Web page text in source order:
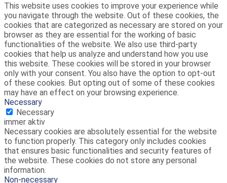
This website uses cookies to improve your experience while
you navigate through the website. Out of these cookies, the
cookies that are categorized as necessary are stored on your
browser as they are essential for the working of basic
functionalities of the website. We also use third-party
cookies that help us analyze and understand how you use
this website. These cookies will be stored in your browser
only with your consent. You also have the option to opt-out
of these cookies. But opting out of some of these cookies
may have an effect on your browsing experience.
Necessary
Necessary
immer aktiv
Necessary cookies are absolutely essential for the website
to function properly. This category only includes cookies
that ensures basic functionalities and security features of
the website. These cookies do not store any personal
information.
Non-necessary